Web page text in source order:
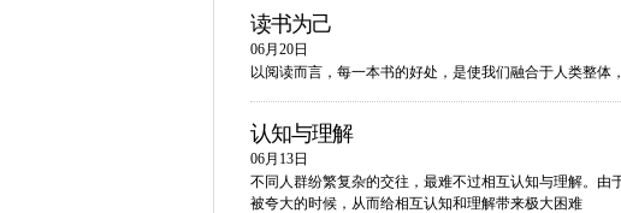
读书为己
06月20日
以阅读而言，每一本书的好处，是使我们融合于人类整体
认知与理解
06月13日
不同人群纷繁复杂的交往，最难不过相互认知与理解。
被夸大的时候，从而给相互认知和理解带来极大困难